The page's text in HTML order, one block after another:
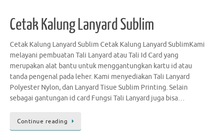
Cetak Kalung Lanyard Sublim
Cetak Kalung Lanyard Sublim Cetak Kalung Lanyard SublimKami
melayani pembuatan Tali Lanyard atau Tali Id Card yang
merupakan alat bantu untuk menggantungkan kartu id atau
tanda pengenal pada leher. Kami menyediakan Tali Lanyard
Polyester Nylon, dan Lanyard Tisue Sublim Printing. Selain
sebagai gantungan id card Fungsi Tali Lanyard juga bisa…
Continue reading